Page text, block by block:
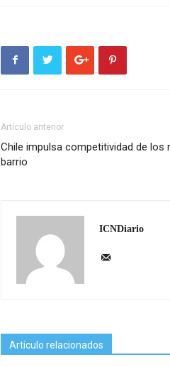
Artículo anterior
Chile impulsa competitividad de los
barrio
ICNDiario
Artículo relacionados